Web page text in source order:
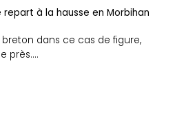
repart à la hausse en Morbihan
dans ce cas de figure,
près....